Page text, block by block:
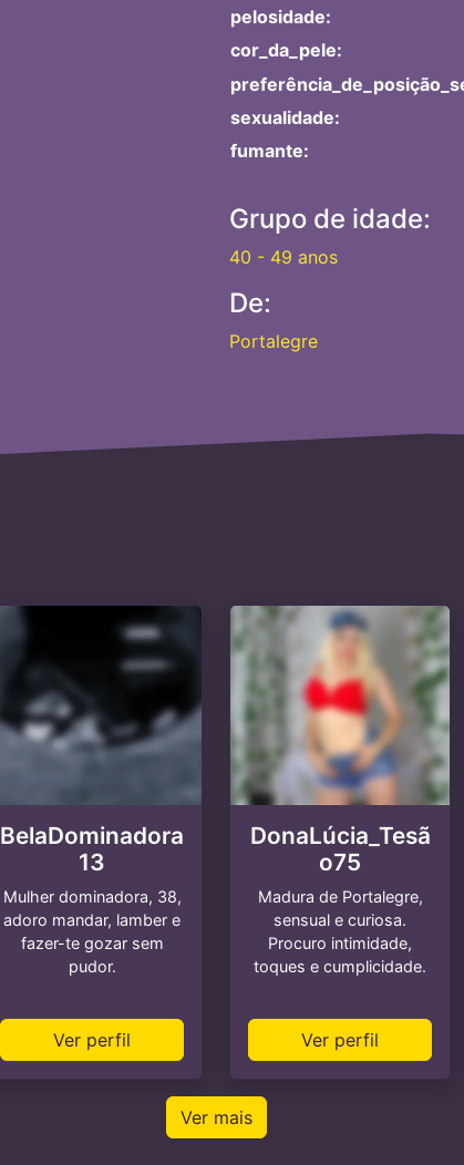
pelosidade:
cor_da_pele:
sexualidade:
fumante:
Grupo de idade:
40 - 49 anos
De:
Portalegre
BelaDominadora
13
Mulher dominadora, 38,
adoro mandar, lamber e
fazer-te gozar sem
pudor.
Ver perfil
DonaLúcia_Tesã
o75
Madura de Portalegre,
sensual e curiosa.
Procuro intimidade,
toques e cumplicidade.
Ver perfil
Ver mais